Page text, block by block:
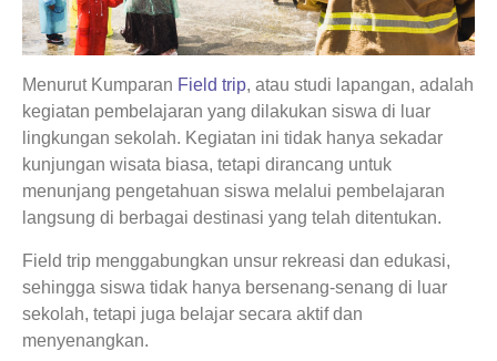
Menurut Kumparan Field trip, atau studi lapangan, adalah
kegiatan pembelajaran yang dilakukan siswa di luar
lingkungan sekolah. Kegiatan ini tidak hanya sekadar
kunjungan wisata biasa, tetapi dirancang untuk
menunjang pengetahuan siswa melalui pembelajaran
langsung di berbagai destinasi yang telah ditentukan.
Field trip menggabungkan unsur rekreasi dan edukasi,
sehingga siswa tidak hanya bersenang-senang di luar
sekolah, tetapi juga belajar secara aktif dan
menyenangkan.